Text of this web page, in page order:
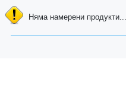
Няма намерени продукти...